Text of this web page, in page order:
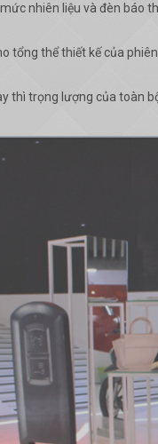
nhiên liệu và đèn báo
tổng thể thiết kế của
thì trọng lượng của toàn